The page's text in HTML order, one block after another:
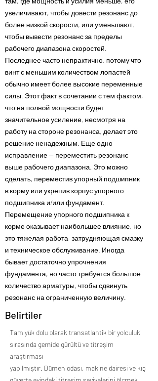
увеличивают, чтобы довести резонанс до
более низкой скорости, или уменьшают,
чтобы вывести резонанс за пределы
рабочего диапазона скоростей.
Последнее часто непрактично, потому что
винт с меньшим количеством лопастей
обычно имеет более высокие переменные
силы. Этот факт в сочетании с тем фактом,
что на полной мощности будет
значительное усиление, несмотря на
работу на стороне резонанса, делает это
решение ненадежным. Еще одно
исправление — переместить резонанс
выше рабочего диапазона. Это можно
сделать, переместив упорный подшипник
в корму или укрепив корпус упорного
подшипника и/или фундамент.
Перемещение упорного подшипника к
корме оказывает наибольшее влияние, но
это тяжелая работа, затрудняющая смазку
и техническое обслуживание. Иногда
бывает достаточно упрочнения
фундамента, но часто требуется большое
количество арматуры, чтобы сдвинуть
резонанс на ограниченную величину.
Belirtiler
Tam yük dolu olarak transatlantik bir yolculuk
sırasında gemide gürültü ve titreşim
araştırması
yapılmıştır. Dümen odası, makine dairesi ve kıç